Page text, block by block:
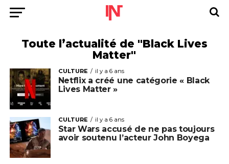
Toute l’actualité de "Black Lives
Matter"
CULTURE il y a 6 ans
Netflix a créé une catégorie « Black
Lives Matter »
CULTURE il y a 6 ans
Star Wars accusé de ne pas toujours
avoir soutenu l’acteur John Boyega